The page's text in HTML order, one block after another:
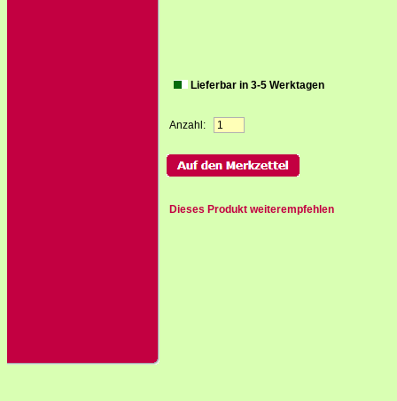
Lieferbar in 3-5 Werktagen
Anzahl:
Dieses Produkt weiterempfehlen